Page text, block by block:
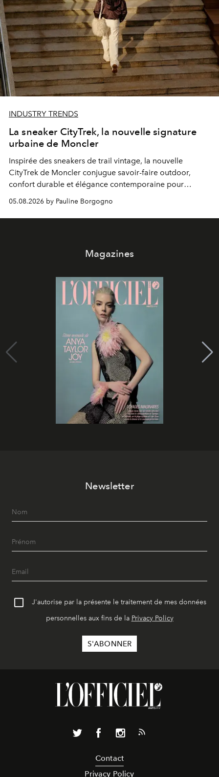
INDUSTRY TRENDS
La sneaker CityTrek, la nouvelle signature
urbaine de Moncler
Inspirée des sneakers de trail vintage, la nouvelle
CityTrek de Moncler conjugue savoir-faire outdoor,
confort durable et élégance contemporaine pour
accompagner les explorations du quotidien.
05.08.2026 by Pauline Borgogno
Magazines
Newsletter
J'autorise par la présente le traitement de mes données
personnelles aux fins de la Privacy Policy
Contact
Privacy Policy